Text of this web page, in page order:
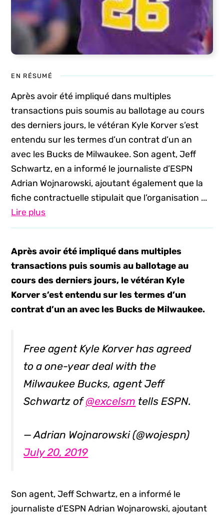
EN RÉSUMÉ
Après avoir été impliqué dans multiples
transactions puis soumis au ballotage au cours
des derniers jours, le vétéran Kyle Korver s’est
entendu sur les termes d’un contrat d’un an
avec les Bucks de Milwaukee. Son agent, Jeff
Schwartz, en a informé le journaliste d’ESPN
Adrian Wojnarowski, ajoutant également que la
fiche contractuelle stipulait que l’organisation ...
Lire plus
Après avoir été impliqué dans multiples
transactions puis soumis au ballotage au
cours des derniers jours, le vétéran Kyle
Korver s’est entendu sur les termes d’un
contrat d’un an avec les Bucks de Milwaukee.
Free agent Kyle Korver has agreed
to a one-year deal with the
Milwaukee Bucks, agent Jeff
Schwartz of@excelsm tells ESPN.
— Adrian Wojnarowski (@wojespn)
July 20, 2019
Son agent, Jeff Schwartz, en a informé le
journaliste d’ESPN Adrian Wojnarowski, ajoutant